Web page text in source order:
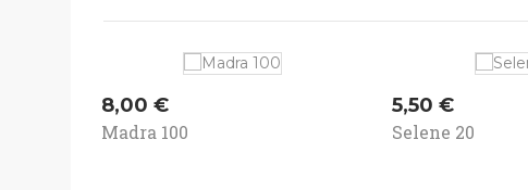
Kaina
8,00 €
Madra 100
Kaina
5,50 €
Selene 20